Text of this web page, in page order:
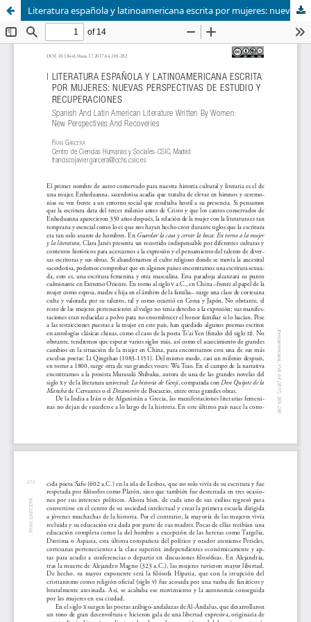
Literatura española y latinoamericana escrita por mujeres: nuevas perspectivas de estudio y recuperaciones